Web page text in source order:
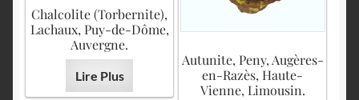
Chalcolite (Torbernite),
Lachaux, Puy-de-Dôme,
Auvergne.
Lire Plus
Autunite, Peny, Augères-
en-Razès, Haute-
Vienne, Limousin.